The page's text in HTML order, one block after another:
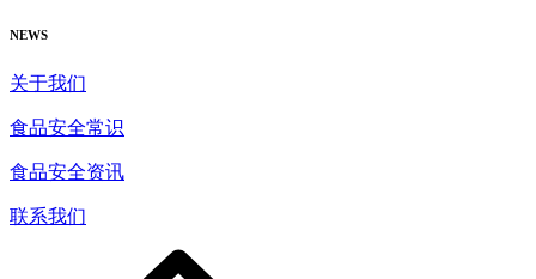
NEWS
关于我们
食品安全常识
食品安全资讯
联系我们